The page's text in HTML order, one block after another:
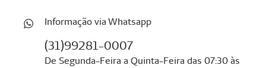
Informação via Whatsapp
(31)99281-0007
De Segunda-Feira a Quinta-Feira das 07:30 às